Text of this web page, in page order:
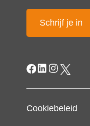
Schrijf je in
Cookiebeleid